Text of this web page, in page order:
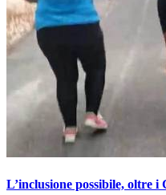
L’inclusione possibile, oltre